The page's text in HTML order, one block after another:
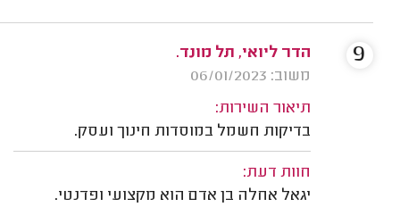
הדר ליואי, תל מונד.
משוב: 06/01/2023
תיאור השירות:
בדיקות חשמל במוסדות חינוך ועסק.
חוות דעת:
יגאל אחלה בן אדם הוא מקצועי ופדנטי.
9